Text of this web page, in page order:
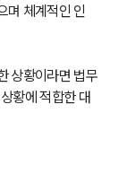
며 체계적인 인
상황이라면 법무
황에 적합한 대